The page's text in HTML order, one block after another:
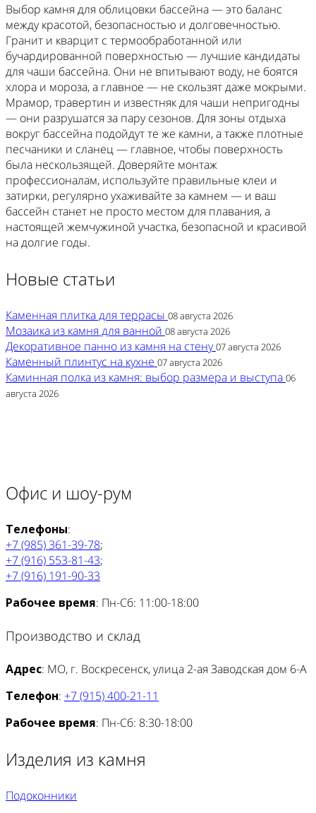
Выбор камня для облицовки бассейна — это баланс
между красотой, безопасностью и долговечностью.
Гранит и кварцит с термообработанной или
бучардированной поверхностью — лучшие кандидаты
для чаши бассейна. Они не впитывают воду, не боятся
хлора и мороза, а главное — не скользят даже мокрыми.
Мрамор, травертин и известняк для чаши непригодны
— они разрушатся за пару сезонов. Для зоны отдыха
вокруг бассейна подойдут те же камни, а также плотные
песчаники и сланец — главное, чтобы поверхность
была нескользящей. Доверяйте монтаж
профессионалам, используйте правильные клеи и
затирки, регулярно ухаживайте за камнем — и ваш
бассейн станет не просто местом для плавания, а
настоящей жемчужиной участка, безопасной и красивой
на долгие годы.
Новые статьи
Каменная плитка для террасы 08 августа 2026
Мозаика из камня для ванной 08 августа 2026
Декоративное панно из камня на стену07 августа 2026
Каменный плинтус на кухне 07 августа 2026
Каминная полка из камня: выбор размера и выступа 06
августа 2026
Офис и шоу-рум
Телефоны:
+7 (985) 361-39-78;
+7 (916) 553-81-43;
+7 (916) 191-90-33
Рабочее время: Пн-Сб: 11:00-18:00
Производство и склад
Адрес: МО, г. Воскресенск, улица 2-ая Заводская дом 6-А
Телефон: +7 (915) 400-21-11
Рабочее время: Пн-Сб: 8:30-18:00
Изделия из камня
Подоконники